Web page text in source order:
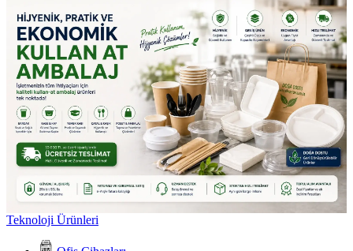
Teknoloji Ürünleri